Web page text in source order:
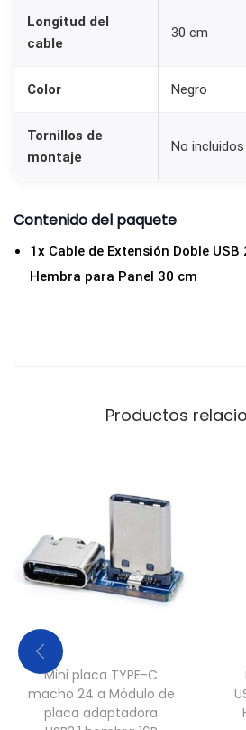
Longitud del
cable
30 cm
Color Negro
Tornillos de
montaje
No incluidos
Contenido del paquete
1x Cable de Extensión Doble
Hembra para Panel 30 cm
Productos
Mini placa TYPE-C
macho 24 a Módulo de
placa adaptadora